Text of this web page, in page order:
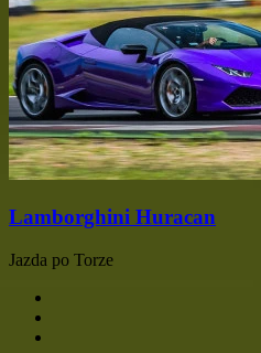
Lamborghini Huracan
Jazda po Torze